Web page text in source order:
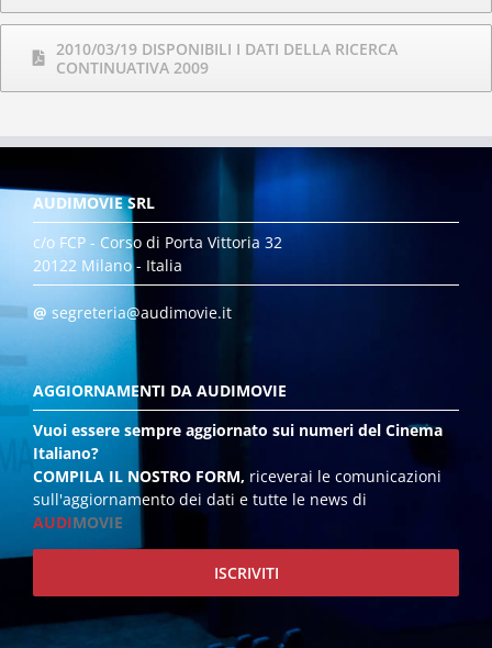
2010/03/19 DISPONIBILI I DATI DELLA RICERCA
CONTINUATIVA 2009
AUDIMOVIE SRL
c/o FCP - Corso di Porta Vittoria 32
20122 Milano - Italia
@ segreteria@audimovie.it
AGGIORNAMENTI DA AUDIMOVIE
Vuoi essere sempre aggiornato sui numeri del Cinema
Italiano?
COMPILA IL NOSTRO FORM, riceverai le comunicazioni
sull'aggiornamento dei dati e tutte le news di
AUDIMOVIE
ISCRIVITI